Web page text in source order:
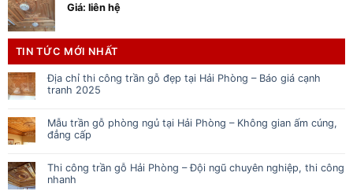
Giá: liên hệ
TIN TỨC MỚI NHẤT
Địa chỉ thi công trần gỗ đẹp tại Hải Phòng – Báo giá cạnh
tranh 2025
Mẫu trần gỗ phòng ngủ tại Hải Phòng – Không gian ấm cúng,
đẳng cấp
Thi công trần gỗ Hải Phòng – Đội ngũ chuyên nghiệp, thi công
nhanh